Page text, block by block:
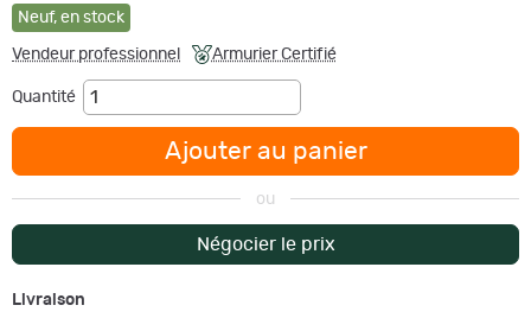
Neuf, en stock
Vendeur professionnel Armurier Certifié
Quantité
Ajouter au panier
ou
Négocier le prix
Livraison